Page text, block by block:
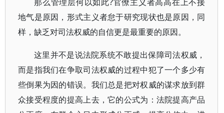
地气是原因，形式主义者怠于研究现状也是原因，同
样，缺乏对司法权威的自信更是最重要的原因。
这里并不是说法院系统不敢提出保障司法权威，
而是指我们在争取司法权威的过程中犯了一个多少有
些倒果为因的错误。我们总是把对权威的谋求放到群
众接受程度的提高上去，它的公式为：法院提高产品